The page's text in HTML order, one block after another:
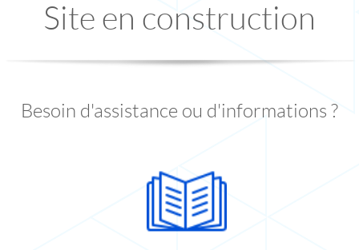
Site en construction
Besoin d'assistance ou d'informations ?